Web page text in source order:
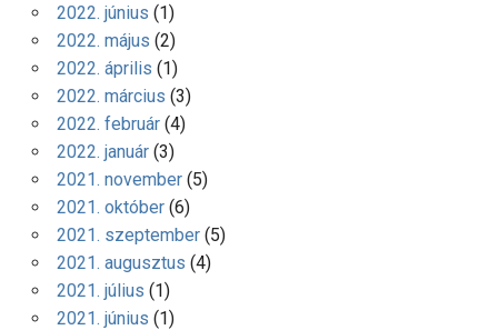
2022. június (1)
2022. május (2)
2022. április (1)
2022. március (3)
2022. február(4)
2022. január(3)
2021. november(5)
2021. október(6)
2021. szeptember(5)
2021. augusztus (4)
2021. július (1)
2021. június (1)